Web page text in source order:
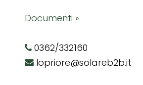
Documenti »
0362/332160
lopriore@solareb2b.it